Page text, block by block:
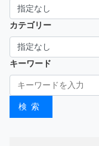
カテゴリー
キーワード
検索